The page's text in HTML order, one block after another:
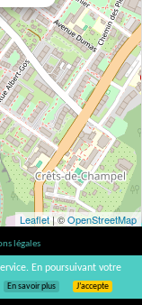
Leaflet| ©OpenStreetMap
légales
avec modération. |
En poursuivant votre
En savoir plus J’accepte